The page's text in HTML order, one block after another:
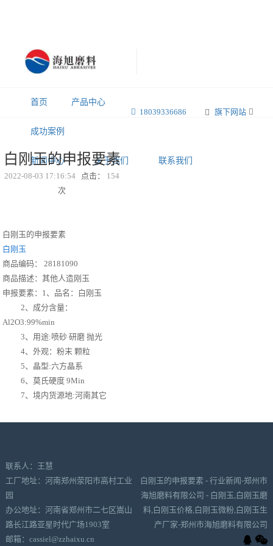
旗下网站
18039336686
首页 产品中心
成功案例
新闻中心 关于我们 联系我们
白刚玉的申报要素
2022-08-03 17:16:54 点击： 154
次
白刚玉的申报要素
白刚玉
商品编码： 28181090
商品描述：其他人造刚玉
申报要素：1、品名：白刚玉
2、成分含量：
Al2O3:99%min
3、用途:喷砂 研磨 抛光
4、外观：粉末 颗粒
5、晶型:六方晶系
6、莫氏硬度 9Min
7、境内货源地:河南其它
联系人：王慧
工厂地址：河南郑州荥阳市高村工业
园
办公地址：河南省郑州市二七区嵩山
路长江路亚星时代广场1903室
邮箱：cassiel@zzhaixu.cn
白刚玉的申报要素 - 行业新闻-郑州市
海旭磨料有限公司 - 白刚玉,白刚玉磨
料,白刚玉价格,白刚玉微粉,白刚玉生
产厂家-郑州市海旭磨料有限公司